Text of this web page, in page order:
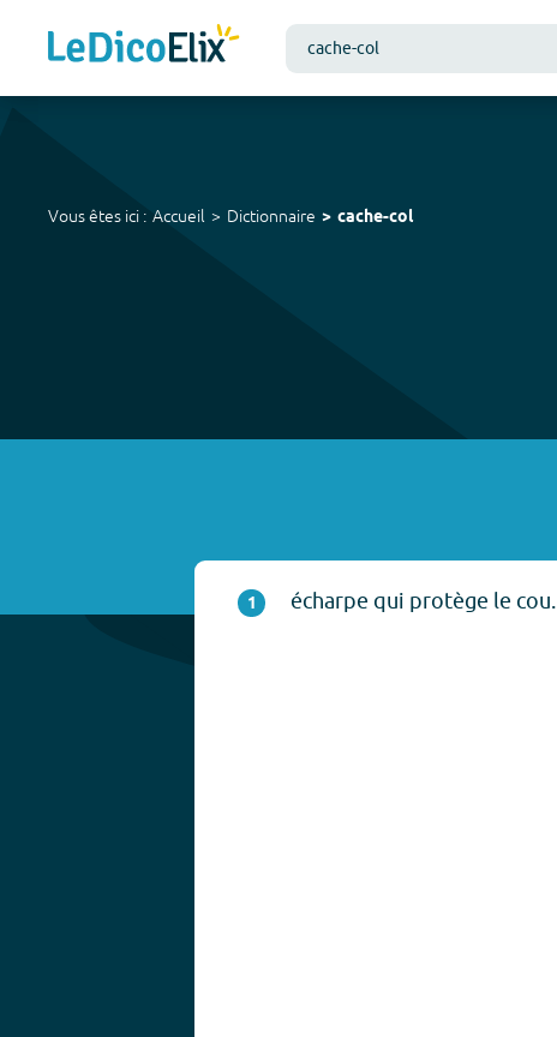
Vous êtes ici : Accueil Dictionnaire cache-col
1 écharpe qui protège le cou.